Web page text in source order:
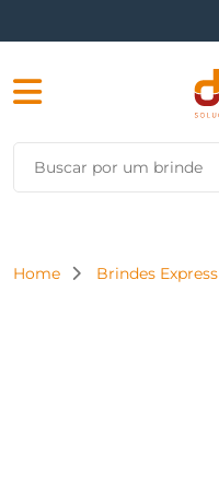
Home Brindes Express